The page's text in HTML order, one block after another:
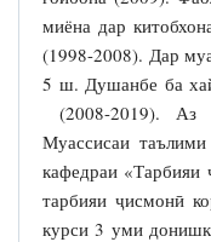
миёна дар
(1998-2008). Дар
5 ш. Душанбе ба
(2008-2019). Аз
Муассисаи
кафедраи
тарбияи ҷисмонӣ
курси 3 уми